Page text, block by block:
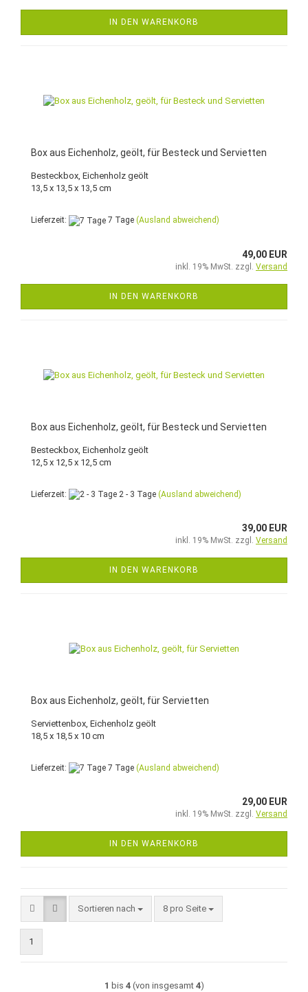
IN DEN WARENKORB
Box aus Eichenholz, geölt, für Besteck und Servietten
Besteckbox, Eichenholz geölt
13,5 x 13,5 x 13,5 cm
Lieferzeit: 7 Tage (Ausland abweichend)
49,00 EUR
inkl. 19% MwSt. zzgl. Versand
IN DEN WARENKORB
Box aus Eichenholz, geölt, für Besteck und Servietten
Besteckbox, Eichenholz geölt
12,5 x 12,5 x 12,5 cm
Lieferzeit: 2 - 3 Tage (Ausland abweichend)
39,00 EUR
inkl. 19% MwSt. zzgl. Versand
IN DEN WARENKORB
Box aus Eichenholz, geölt, für Servietten
Serviettenbox, Eichenholz geölt
18,5 x 18,5 x 10 cm
Lieferzeit: 7 Tage (Ausland abweichend)
29,00 EUR
inkl. 19% MwSt. zzgl. Versand
IN DEN WARENKORB
Sortieren nach
Sortieren nach 8 pro Seite
pro Seite
1
1 bis 4(von insgesamt 4)